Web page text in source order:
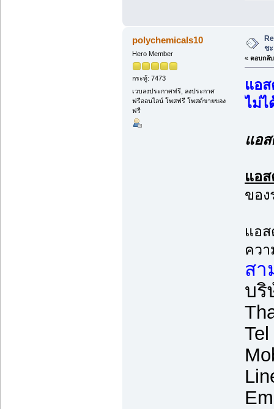
polychemicals10
Hero Member
กระทู้: 7473
เวบลงประกาศฟรี, ลงประกาศ
ฟรีออนไลน์ โพสฟรี โพสต์ขายของ
ฟรี
ช
« ตอบกลั
แอ
ไม่ไ
แอ
แอ
ขอ
แอ
ควา
สา
บริ